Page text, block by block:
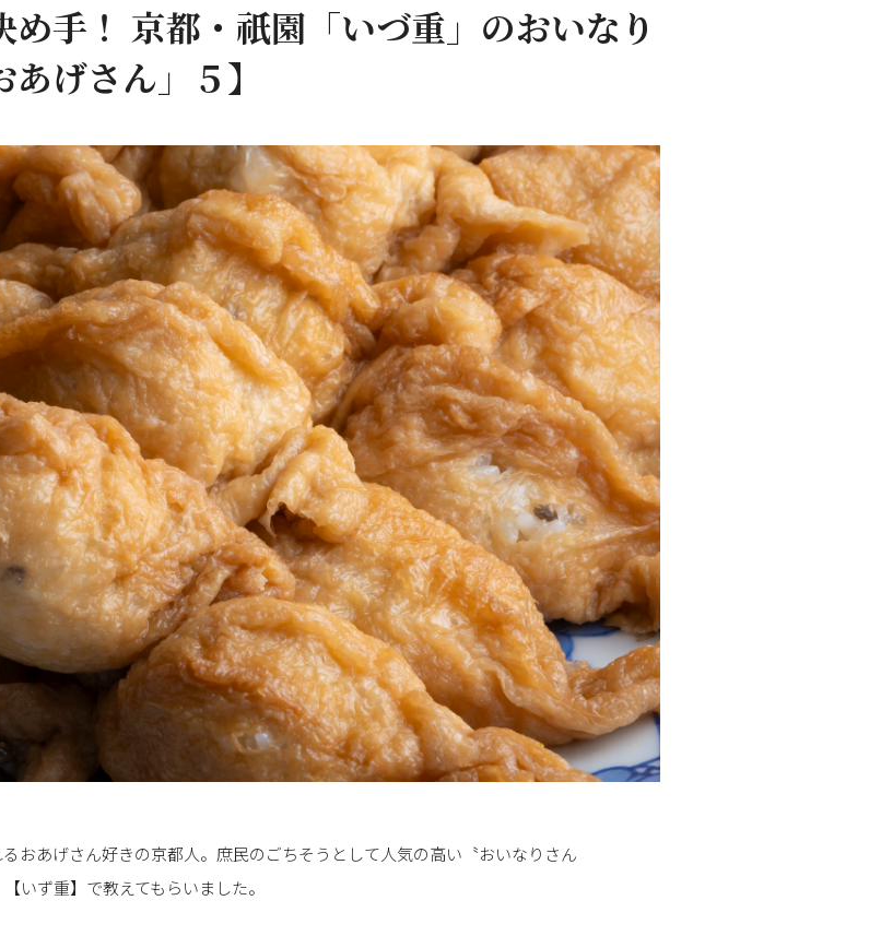
手！ 京都・祇園「いづ重」のおいなり
げさん」５】
おあげさん好きの京都人。庶民のごちそうとして人気の高い〝おいなりさん
いず重】で教えてもらいました。